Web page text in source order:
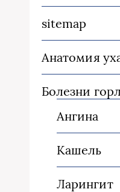
sitemap
Анатомия
Болезни
Ангина
Кашель
Ларингит